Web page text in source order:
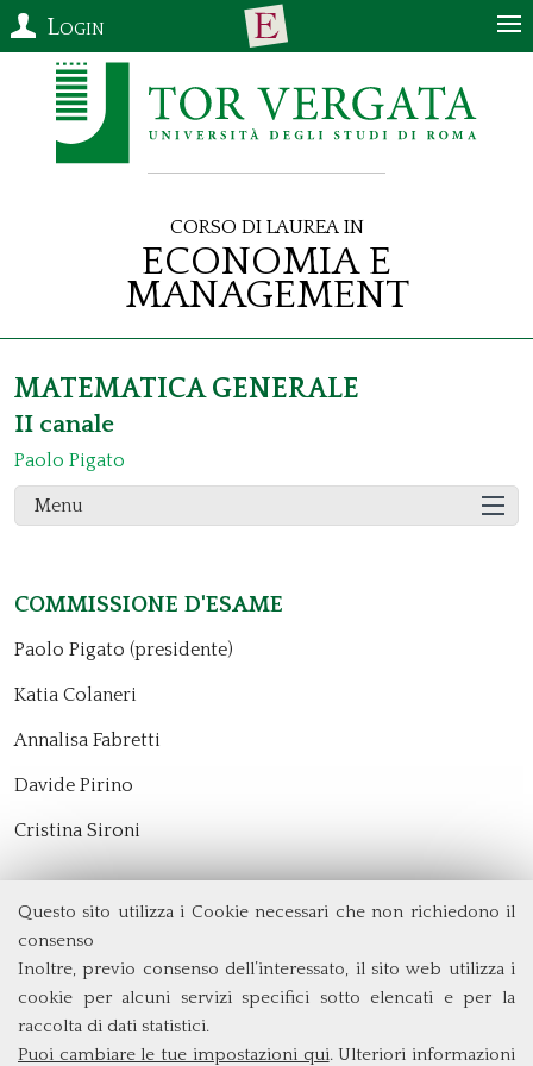
Questo sito utilizza i Cookie necessari che non richiedono il
consenso
Inoltre, previo consenso dell’interessato, il sito web utilizza i
cookie per alcuni servizi specifici sotto elencati e per la
raccolta di dati statistici.
Puoi cambiare le tue impostazioni qui. Ulteriori informazioni
Login
Corso di Laurea in
Economia e
Management
MATEMATICA GENERALE
II canale
Paolo Pigato
Menu
Commissione d'esame
Paolo Pigato (presidente)
Katia Colaneri
Annalisa Fabretti
Davide Pirino
Cristina Sironi
Università degli Studi di Roma Tor Vergata
Via Columbia, 2
00133 Roma (Italia)
Tel. +39 06 7259 5572/5425